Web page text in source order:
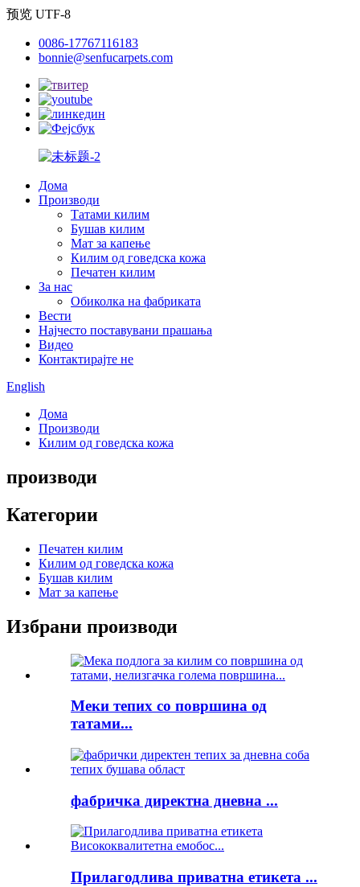
预览 UTF-8
0086-17767116183
bonnie@senfucarpets.com
Дома
Производи
Татами килим
Бушав килим
Мат за капење
Килим од говедска кожа
Печатен килим
За нас
Обиколка на фабриката
Вести
Најчесто поставувани прашања
Видео
Контактирајте не
English
Дома
Производи
Килим од говедска кожа
производи
Категории
Печатен килим
Килим од говедска кожа
Бушав килим
Мат за капење
Избрани производи
Меки тепих со површина од
татами...
фабричка директна дневна ...
Прилагодлива приватна етикета ...